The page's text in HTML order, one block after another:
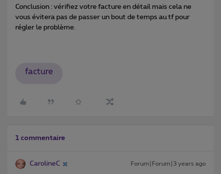
Conclusion : vérifiez votre facture en détail mais cela ne
vous évitera pas de passer un bout de temps au tf pour
régler le problème.
facture
1 commentaire
CarolineC Forum|Forum|3 years ago